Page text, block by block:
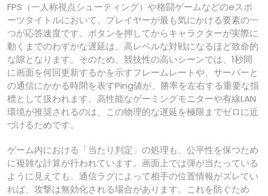
FPS（一人称視点シューティング）や格闘ゲームなどのeスポ
ーツタイトルにおいて、プレイヤーが最も気にかける要素の一
つが応答速度です。ボタンを押してからキャラクターが実際に
動くまでのわずかな遅延は、高レベルな対戦になるほど致命的
な隙となります。そのため、競技性の高いシーンでは、1秒間
に画面を何回更新するかを示すフレームレートや、サーバーと
の通信にかかる時間を表すPing値が、勝率を左右する重要な指
標として扱われます。高性能なゲーミングモニターや有線LAN
環境が推奨されるのは、この物理的な遅延を極限までゼロに近
づけるためです。
ゲーム内における「当たり判定」の処理も、公平性を保つため
に複雑な計算が行われています。画面上では弾が当たっている
ように見えても、通信ラグによって相手の位置情報がズレてい
れば、攻撃は無効化される場合があります。これを防ぐため